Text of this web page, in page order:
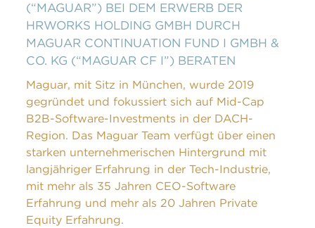
(“MAGUAR”) BEI DEM ERWERB DER
HRWORKS HOLDING GMBH DURCH
MAGUAR CONTINUATION FUND I GMBH &
CO. KG (“MAGUAR CF I”) BERATEN
Maguar, mit Sitz in München, wurde 2019
gegründet und fokussiert sich auf Mid-Cap
B2B-Software-Investments in der DACH-
Region. Das Maguar Team verfügt über einen
starken unternehmerischen Hintergrund mit
langjähriger Erfahrung in der Tech-Industrie,
mit mehr als 35 Jahren CEO-Software
Erfahrung und mehr als 20 Jahren Private
Equity Erfahrung.